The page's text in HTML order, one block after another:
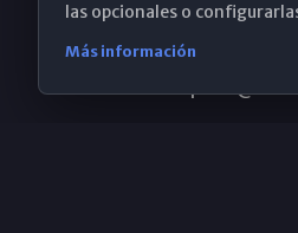
(+34) 952 224
las opcionales o
Más información